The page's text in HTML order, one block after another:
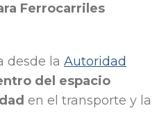
Ferrocarriles
desde la Autoridad
del espacio
en el transporte y la